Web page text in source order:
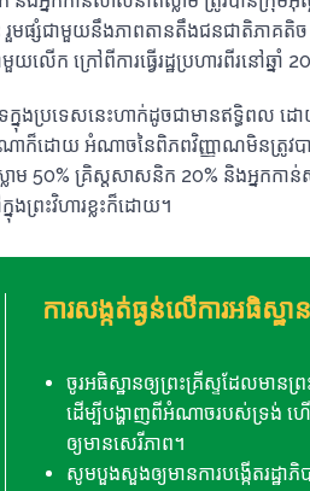
មផ្សំជាមួយនឹងភាពតានតឹងជនជាតិភាគតិច
ើក ក្រៅពីការធ្វើរដ្ឋប្រហារពីរនៅឆ្នាំ
ក្នុងប្រទេសនេះហាក់ដូចជាមានឥទ្ធិពល ដ
ក៏ដោយ អំណាចនៃពិភពវិញ្ញាណមិនត្រូវបាន
ម 50% គ្រិស្តសាសនិក 20% និង​អ្នក​កា
ព្រះវិហារខ្លះក៏ដោយ។
ការសង្កត់ធ្ងន់លើការអធិស្ឋាន
ចូរ​អធិស្ឋាន​ឲ្យ​ព្រះគ្រីស្ទ​ដែល​មាន​ព្
ដើម្បី​បង្ហាញ​ពី​អំណាច​របស់​ទ្រង់
ឲ្យ​មាន​សេរីភាព។
សូម​បួងសួង​ឲ្យ​មាន​ការ​បង្កើត​រដ្ឋា